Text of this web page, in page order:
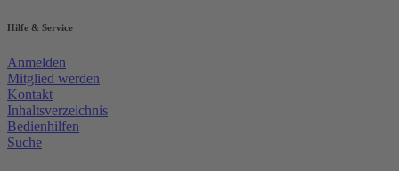
Hilfe & Service
Anmelden
Mitglied werden
Kontakt
Inhaltsverzeichnis
Bedienhilfen
Suche